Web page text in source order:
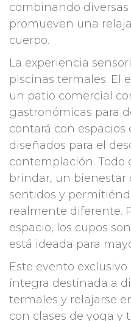
combinando
promueven una
cuerpo.
La experiencia
piscinas termales. El
un patio comercial
gastronómicas para
contará con
diseñados para el
contemplación. Todo
brindar, un bienestar
sentidos y
realmente diferente.
espacio, los cupos
está ideada para
Este evento
íntegra destinada a
termales y relajarse
con clases de yoga y